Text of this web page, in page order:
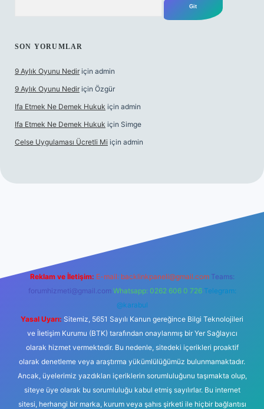
SON YORUMLAR
9 Aylık Oyunu Nedir için admin
9 Aylık Oyunu Nedir için Özgür
Ifa Etmek Ne Demek Hukuk için admin
Ifa Etmek Ne Demek Hukuk için Simge
Celse Uygulaması Ücretli Mi için admin
Reklam ve İletişim: E-mail: backlinkpaneli@gmail.com Teams:
forumhizmeti@gmail.com Whatsapp: 0262 606 0 726 Telegram:
@karabul
Yasal Uyarı: Sitemiz, 5651 Sayılı Kanun gereğince Bilgi Teknolojileri
ve İletişim Kurumu (BTK) tarafından onaylanmış bir Yer Sağlayıcı
olarak hizmet vermektedir. Bu nedenle, sitedeki içerikleri proaktif
olarak denetleme veya araştırma yükümlülüğümüz bulunmamaktadır.
Ancak, üyelerimiz yazdıkları içeriklerin sorumluluğunu taşımakta olup,
siteye üye olarak bu sorumluluğu kabul etmiş sayılırlar. Bu internet
sitesi, herhangi bir marka, kurum veya şahıs şirketi ile hiçbir bağlantısı